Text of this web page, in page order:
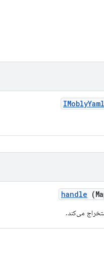
IMoblyYaml
handle